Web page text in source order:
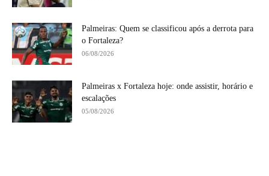
Palmeiras: Quem se classificou após a derrota para
o Fortaleza?
06/08/2026
Palmeiras x Fortaleza hoje: onde assistir, horário e
escalações
05/08/2026